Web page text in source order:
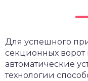
Для успешного
секционных
автоматические
технологии